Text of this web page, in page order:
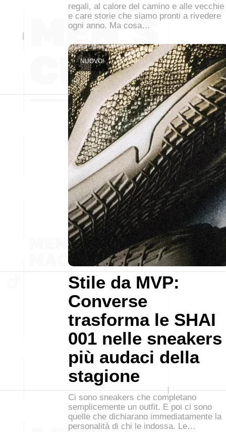
regali, al calore del camino e alle vecchie
e care storie che siamo pronti a rivedere
ogni anno. Ma cosa…
Stile da MVP:
Converse
trasforma le SHAI
001 nelle sneakers
più audaci della
stagione
NUOVO!
Ci sono sneakers che completano
semplicemente un outfit. E poi ci sono
quelle che dichiarano immediatamente la
personalità di chi le indossa. Le…